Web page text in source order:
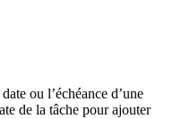
ou l’échéance d’une
de la tâche pour ajouter